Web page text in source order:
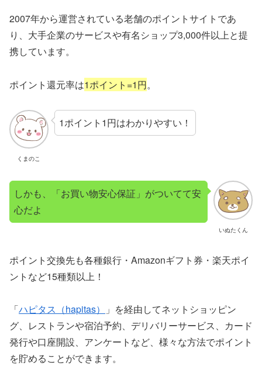
2007年から運営されている老舗のポイントサイトであ
り、大手企業のサービスや有名ショップ3,000件以上と提
携しています。
ポイント還元率は1ポイント=1円。
くまのこ
1ポイント1円はわかりやすい！
いぬたくん
しかも、「お買い物安心保証」がついてて安
心だよ
ポイント交換先も各種銀行・Amazonギフト券・楽天ポイ
ントなど15種類以上！
「ハピタス（hapitas）
」を経由してネットショッピン
グ、レストランや宿泊予約、デリバリーサービス、カード
発行や口座開設、アンケートなど、様々な方法でポイント
を貯めることができます。